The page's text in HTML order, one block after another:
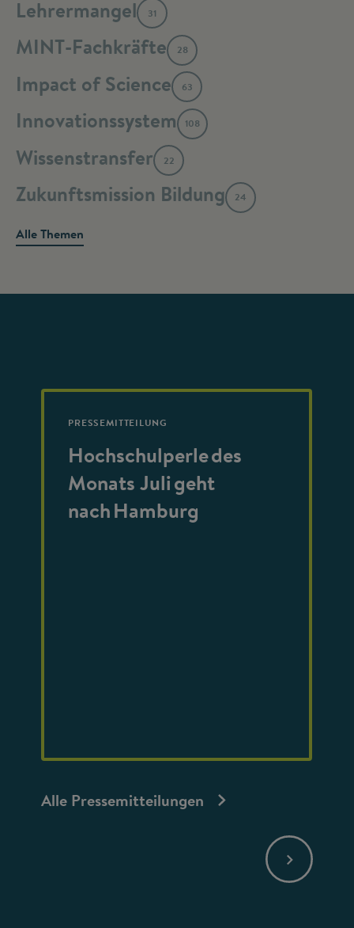
Lehrermangel 31
MINT-Fachkräfte 28
Impact of Science 63
Innovationssystem 108
Wissenstransfer 22
Zukunftsmission Bildung 24
Alle Themen
PRESSEMITTEILUNG
Hochschulperle des
Monats Juli geht
nach Hamburg
Alle Pressemitteilungen